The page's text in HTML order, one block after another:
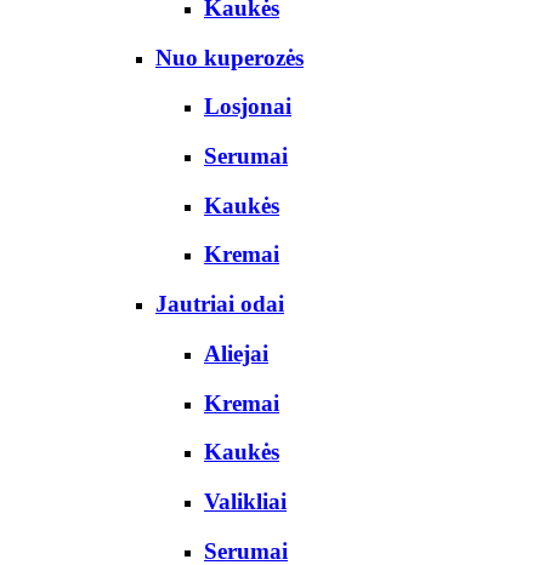
Kaukės
Nuo kuperozės
Losjonai
Serumai
Kaukės
Kremai
Jautriai odai
Aliejai
Kremai
Kaukės
Valikliai
Serumai